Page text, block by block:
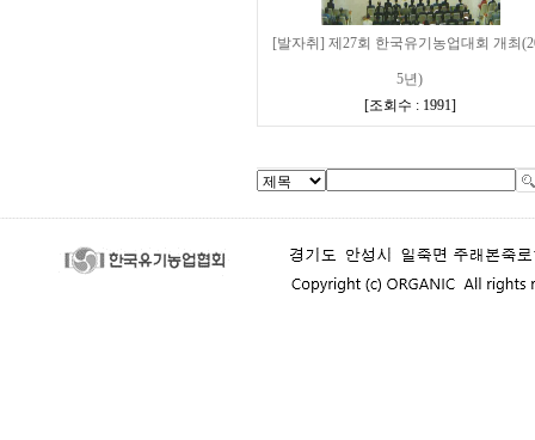
[발자취] 제27회 한국유기농업대회 개최
5년)
[조회수 : 1991]